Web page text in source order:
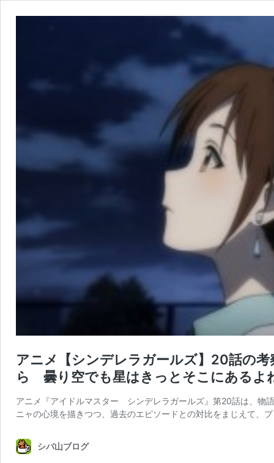
アニメ【シンデレラガールズ】20話の
ら 曇り空でも星はきっとそこにあるよ
アニメ『アイドルマスター シンデレラガールズ』第20話は、物
ニャの心境を描きつつ、過去のエピソードとの対比をまじえて、
シバ山ブログ